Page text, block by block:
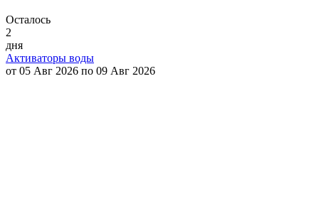
Осталось
2
дня
Активаторы воды
от 05 Авг 2026 по 09 Авг 2026